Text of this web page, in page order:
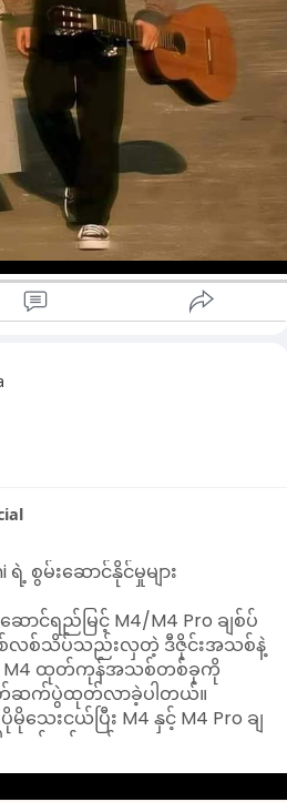
ရဲ့ စွမ်းဆောင်နိုင်မှုများ
ောင်ရည်မြင့် M4/M4 Pro ချစ်ပ်
ျစ်လစ်သိပ်သည်းလှတဲ့ ဒီဇိုင်းအသစ်နဲ့
M4 ထုတ်ကုန်အသစ်တစ်ခုကို
က်ပွဲထုတ်လာခဲ့ပါတယ်။
သေးငယ်ပြီး M4 နှင့် M4 Pro ချ
ထည့်သွင်းတင်
Mini M4 ဟာ ဆွဲဆောင်မှုအရှိဆုံး